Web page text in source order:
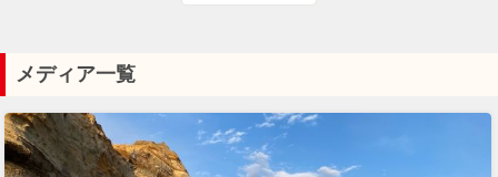
メディア一覧